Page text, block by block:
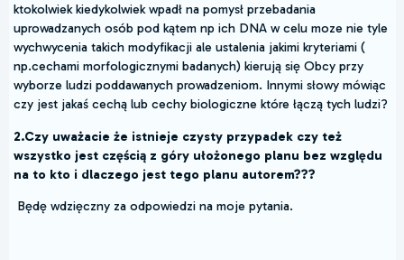
ktokolwiek kiedykolwiek wpadł na pomysł przebadania
uprowadzanych osób pod kątem np ich DNA w celu moze nie tyle
wychwycenia takich modyfikacji ale ustalenia jakimi kryteriami (
np.cechami morfologicznymi badanych) kierują się Obcy przy
wyborze ludzi poddawanych prowadzeniom. Innymi słowy mówiąc
czy jest jakaś cechą lub cechy biologiczne które łączą tych ludzi?
2.Czy uważacie że istnieje czysty przypadek czy też
wszystko jest częścią z góry ułożonego planu bez względu
na to kto i dlaczego jest tego planu autorem???
Będę wdzięczny za odpowiedzi na moje pytania.